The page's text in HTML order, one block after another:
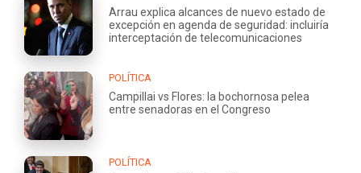
Arrau explica alcances de nuevo estado de
excepción en agenda de seguridad: incluiría
interceptación de telecomunicaciones
POLÍTICA
Campillai vs Flores: la bochornosa pelea
entre senadoras en el Congreso
POLÍTICA